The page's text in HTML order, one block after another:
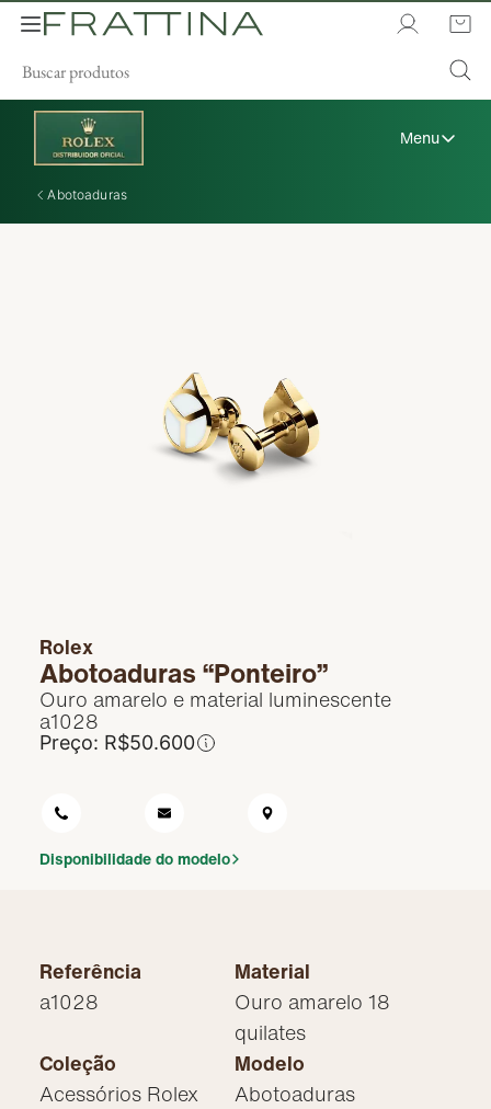
Menu
A Rolex
A arte da relojoaria
Manutenção
Abotoaduras
Rolex
Abotoaduras “Ponteiro”
Ouro amarelo e material luminescente
a1028
Preço: R$50.600
Disponibilidade do modelo
Referência
a1028
Material
Ouro amarelo 18
quilates
Coleção
Acessórios Rolex
Modelo
Abotoaduras